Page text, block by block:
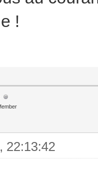
!
22:13:42